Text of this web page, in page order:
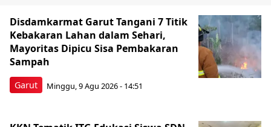
Garut
Disdamkarmat Garut Tangani 7 Titik
Kebakaran Lahan dalam Sehari,
Mayoritas Dipicu Sisa Pembakaran
Sampah
Minggu, 9 Agu 2026 - 14:51